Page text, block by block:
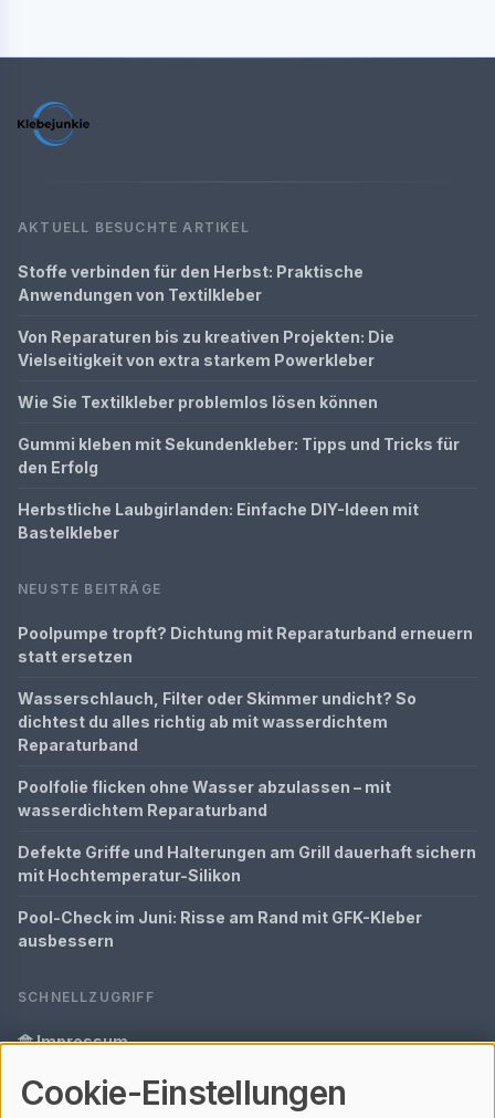
AKTUELL BESUCHTE ARTIKEL
Stoffe verbinden für den Herbst: Praktische
Anwendungen von Textilkleber
Von Reparaturen bis zu kreativen Projekten: Die
Vielseitigkeit von extra starkem Powerkleber
Wie Sie Textilkleber problemlos lösen können
Gummi kleben mit Sekundenkleber: Tipps und Tricks für
den Erfolg
Herbstliche Laubgirlanden: Einfache DIY-Ideen mit
Bastelkleber
NEUSTE BEITRÄGE
Poolpumpe tropft? Dichtung mit Reparaturband erneuern
statt ersetzen
Wasserschlauch, Filter oder Skimmer undicht? So
dichtest du alles richtig ab mit wasserdichtem
Reparaturband
Poolfolie flicken ohne Wasser abzulassen – mit
wasserdichtem Reparaturband
Defekte Griffe und Halterungen am Grill dauerhaft sichern
mit Hochtemperatur-Silikon
Pool-Check im Juni: Risse am Rand mit GFK-Kleber
ausbessern
SCHNELLZUGRIFF
Impressum
Datenschutz
Cookie-Einstellungen